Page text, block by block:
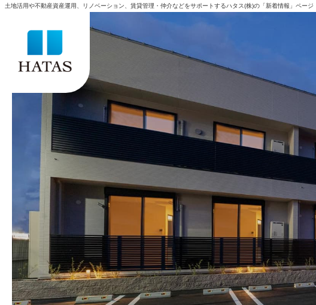
土地活用や不動産資産運用、リノベーション、賃貸管理・仲介などをサポートするハタス(株)の「新着情報」ページ